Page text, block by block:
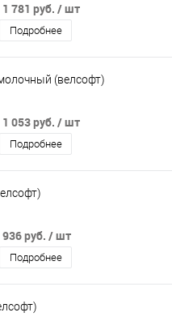
1 781 руб. / шт
Подробнее
(велсофт)
1 053 руб. / шт
Подробнее
936 руб. / шт
Подробнее